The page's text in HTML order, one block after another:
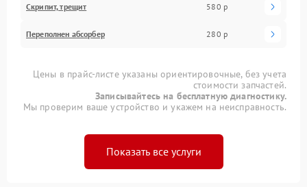
Скрипит, трещит 580 р
Переполнен абсорбер 280 р
Цены в прайс-листе указаны ориентировочные, без учета
стоимости запчастей.
Записывайтесь на бесплатную диагностику.
Мы проверим ваше устройство и укажем на неисправность.
Показать все услуги